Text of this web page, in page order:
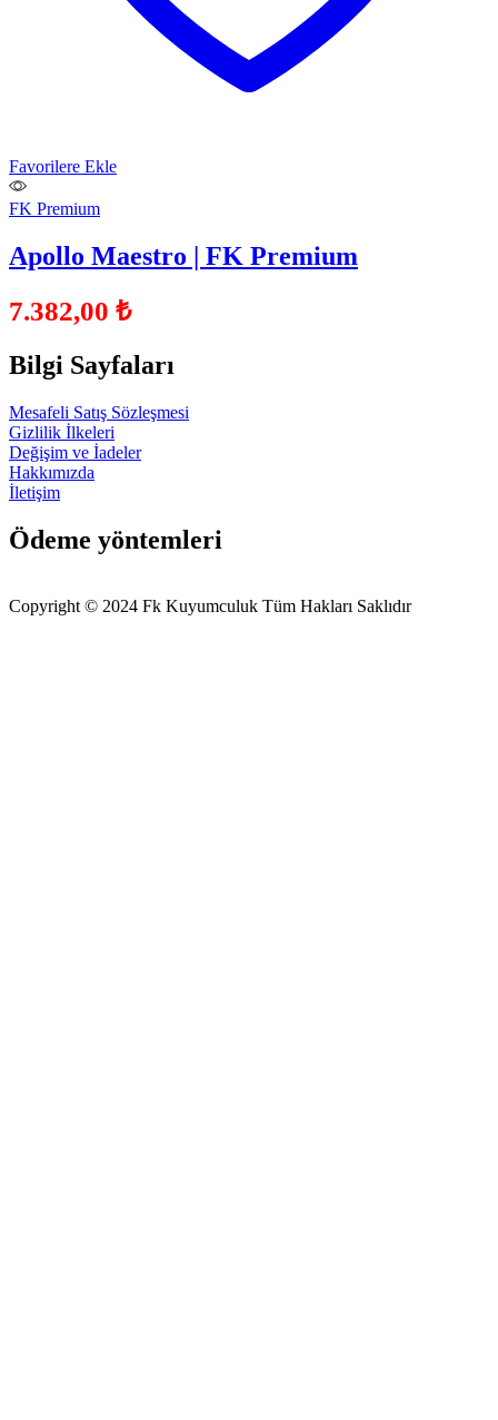
Favorilere Ekle
FK Premium
Apollo Maestro | FK Premium
7.382,00 ₺
Bilgi Sayfaları
Mesafeli Satış Sözleşmesi
Gizlilik İlkeleri
Değişim ve İadeler
Hakkımızda
İletişim
Ödeme yöntemleri
Copyright © 2024 Fk Kuyumculuk Tüm Hakları Saklıdır